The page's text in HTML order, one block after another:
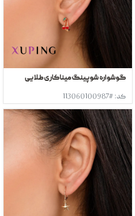
گوشواره شوپینگ میناکاری طلایی
کد: #113060100987